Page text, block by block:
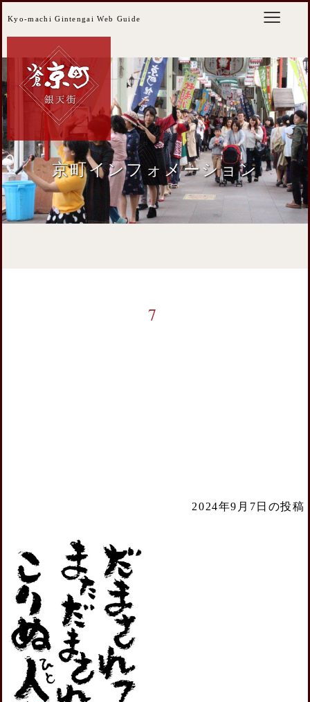
Kyo-machi Gintengai Web Guide
京町インフォメーション
7
2024年9月7日の投稿